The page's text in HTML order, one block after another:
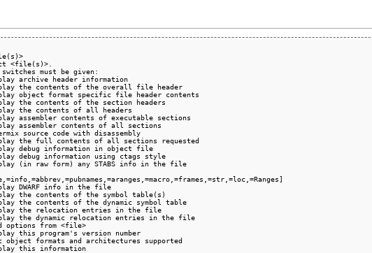
<file(s)>.
must be given:
archive header information
the contents of the overall file header
object format specific file header contents
the contents of the section headers
the contents of all headers
assembler contents of executable sections
assembler contents of all sections
source code with disassembly
the full contents of all sections requested
debug information in object file
debug information using ctags style
(in raw form) any STABS info in the file
DWARF info in the file
the contents of the symbol table(s)
the contents of the dynamic symbol table
the relocation entries in the file
the dynamic relocation entries in the file
options from <file>
this program's version number
object formats and architectures supported
this information